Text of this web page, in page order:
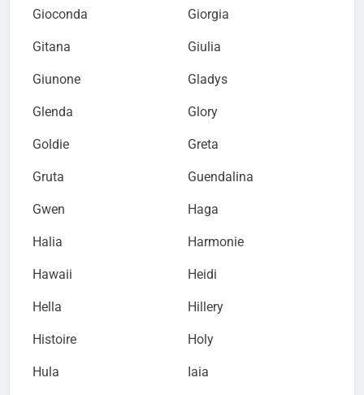
Gioconda Giorgia
Gitana Giulia
Giunone Gladys
Glenda Glory
Goldie Greta
Gruta Guendalina
Gwen Haga
Halia Harmonie
Hawaii Heidi
Hella Hillery
Histoire Holy
Hula Iaia